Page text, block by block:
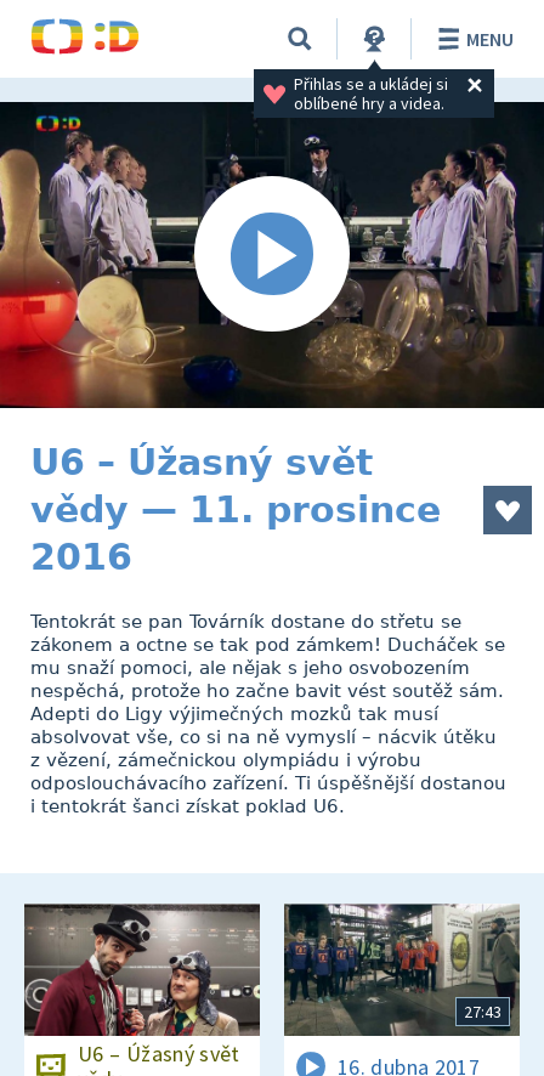
Přihlas se a ukládej si
oblíbené hry a videa.
MENU
U6 – Úžasný svět
vědy — 11. prosince
2016
Tentokrát se pan Továrník dostane do střetu se
zákonem a octne se tak pod zámkem! Ducháček se
mu snaží pomoci, ale nějak s jeho osvobozením
nespěchá, protože ho začne bavit vést soutěž sám.
Adepti do Ligy výjimečných mozků tak musí
absolvovat vše, co si na ně vymyslí – nácvik útěku
z vězení, zámečnickou olympiádu i výrobu
odposlouchávacího zařízení. Ti úspěšnější dostanou
i tentokrát šanci získat poklad U6.
U6 – Úžasný svět
27:43
16. dubna 2017